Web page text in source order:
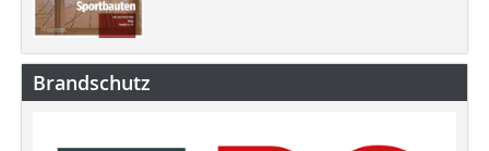
Brandschutz